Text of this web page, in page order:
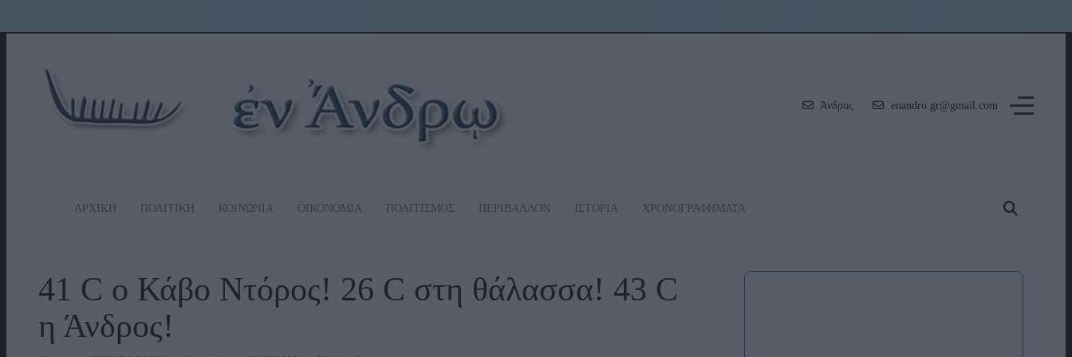
Άνδρος enandro.gr@gmail.com
ΑΡΧΙΚΗ ΠΟΛΙΤΙΚΗ ΚΟΙΝΩΝΙΑ ΟΙΚΟΝΟΜΙΑ ΠΟΛΙΤΙΣΜΟΣ ΠΕΡΙΒΑΛΛΟΝ ΙΣΤΟΡΙΑ ΧΡΟΝΟΓΡΑΦΗΜΑΤΑ
41 C ο Κάβο Ντόρος! 26 C στη θάλασσα! 43 C
η Άνδρος!